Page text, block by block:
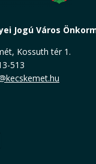
Jogú Város
Kossuth tér 1.
513